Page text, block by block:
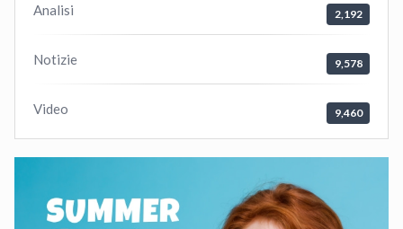
Analisi 2,192
Notizie 9,578
Video 9,460